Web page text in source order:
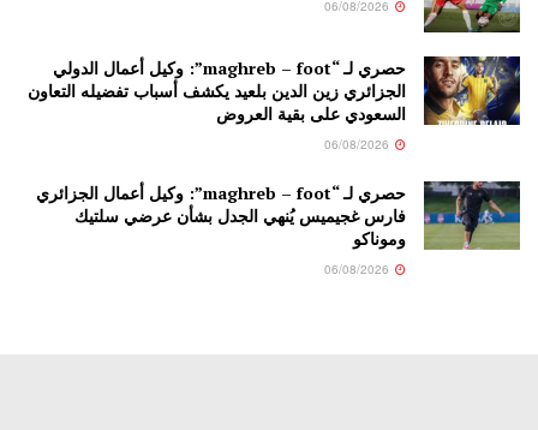
حصري لـ “maghreb – foot”: وكيل أعمال الدولي
الجزائري زين الدين بلعيد يكشف أسباب تفضيله التعاون
السعودي على بقية العروض
حصري لـ “maghreb – foot”: وكيل أعمال الجزائري
فارس غجيميس يُنهي الجدل بشأن عرضي سلتيك
وموناكو